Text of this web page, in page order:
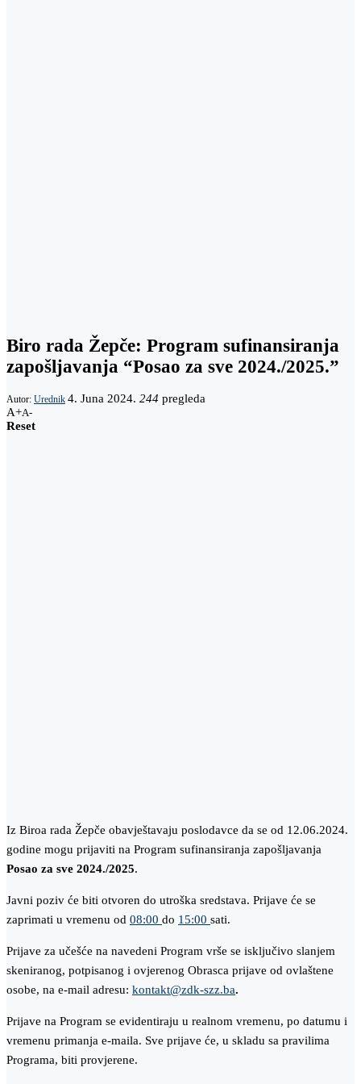
Biro rada Žepče: Program sufinansiranja
zapošljavanja “Posao za sve 2024./2025.”
Autor: Urednik 4. Juna 2024. 244 pregleda
A+A-
Reset
Iz Biroa rada Žepče obavještavaju poslodavce da se od 12.06.2024.
godine mogu prijaviti na Program sufinansiranja zapošljavanja
Posao za sve 2024./2025.
Javni poziv će biti otvoren do utroška sredstava. Prijave će se
zaprimati u vremenu od 08:00 do 15:00 sati.
Prijave za učešće na navedeni Program vrše se isključivo slanjem
skeniranog, potpisanog i ovjerenog Obrasca prijave od ovlaštene
osobe, na e-mail adresu: kontakt@zdk-szz.ba.
Prijave na Program se evidentiraju u realnom vremenu, po datumu i
vremenu primanja e-maila. Sve prijave će, u skladu sa pravilima
Programa, biti provjerene.